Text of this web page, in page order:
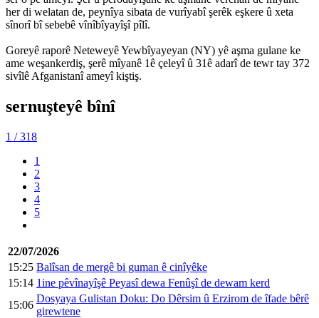
her di welatan de, peynîya sibata de vurîyabî şerêk eşkere û xeta
sînorî bî sebebê vînîbîyayîşî pîlî.
Goreyê raporê Neteweyê Yewbîyayeyan (NY) yê aşma gulane ke
ame weşankerdiş, şerê mîyanê 1ê çeleyî û 31ê adarî de tewr tay 372
sivîlê Afganistanî ameyî kiştiş.
sernuşteyê bînî
1 / 318
1
2
3
4
5
22/07/2026
15:25 Balîsan de mergê bi guman ê cinîyêke
15:14 1ine pêvînayîşê Peyasî dewa Fenûşî de dewam kerd
15:06
Dosyaya Gulistan Doku: Do Dêrsim û Erzirom de îfade bêrê
girewtene